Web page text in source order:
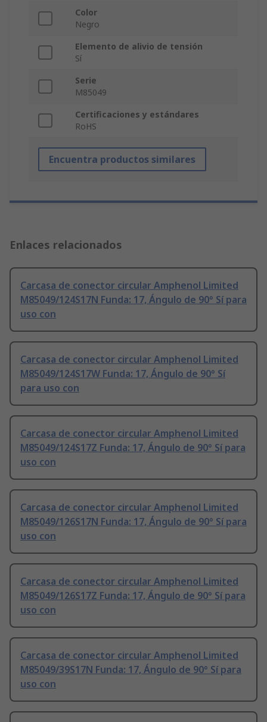
Color
Negro
Elemento de alivio de tensión
Sí
Serie
M85049
Certificaciones y estándares
RoHS
Encuentra productos similares
Enlaces relacionados
Carcasa de conector circular Amphenol Limited
M85049/124S17N Funda: 17, Ángulo de 90° Sí para
uso con
Carcasa de conector circular Amphenol Limited
M85049/124S17W Funda: 17, Ángulo de 90° Sí
para uso con
Carcasa de conector circular Amphenol Limited
M85049/124S17Z Funda: 17, Ángulo de 90° Sí para
uso con
Carcasa de conector circular Amphenol Limited
M85049/126S17N Funda: 17, Ángulo de 90° Sí para
uso con
Carcasa de conector circular Amphenol Limited
M85049/126S17Z Funda: 17, Ángulo de 90° Sí para
uso con
Carcasa de conector circular Amphenol Limited
M85049/39S17N Funda: 17, Ángulo de 90° Sí para
uso con